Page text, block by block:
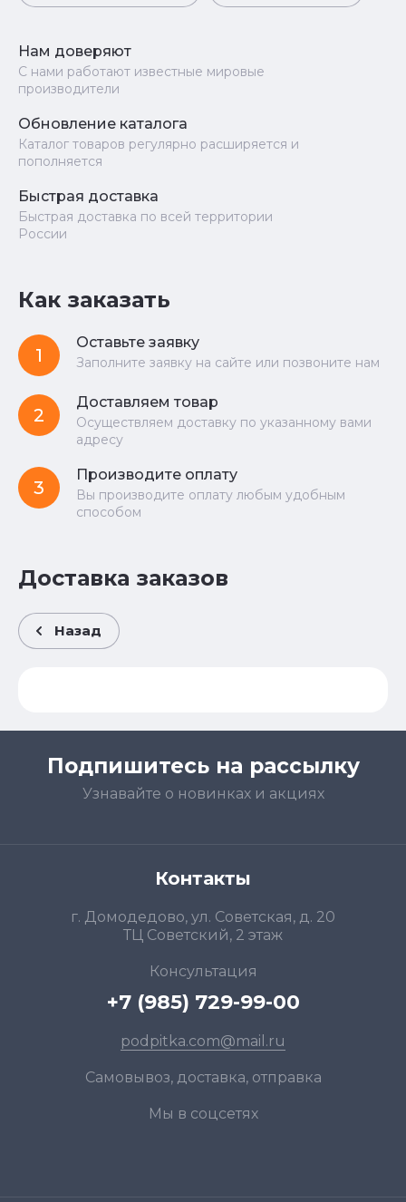
Нам доверяют
С нами работают известные мировые
производители
Обновление каталога
Каталог товаров регулярно расширяется и
пополняется
Быстрая доставка
Быстрая доставка по всей территории
России
Как заказать
1
Оставьте заявку
Заполните заявку на сайте или позвоните нам
2
Доставляем товар
Осуществляем доставку по указанному вами
адресу
3
Производите оплату
Вы производите оплату любым удобным
способом
Доставка заказов
Назад
Подпишитесь на рассылку
Узнавайте о новинках и акциях
Контакты
г. Домодедово, ул. Советская, д. 20
ТЦ Советский, 2 этаж
Консультация
+7 (985) 729-99-00
podpitka.com@mail.ru
Самовывоз, доставка, отправка
Мы в соцсетях